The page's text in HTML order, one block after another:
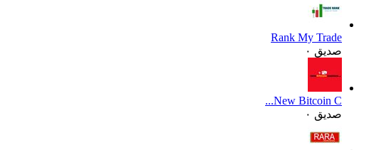
Rank My Trade
صديق ٠
New Bitcoin C...
صديق ٠